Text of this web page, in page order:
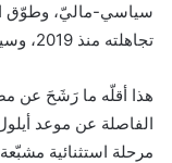
سياسي-ماليّ، وطوّق
تجاهلته منذ 2019، وسيكون عدم الالتزام بتنفيذه مكلفاً جدّاً.
هذا أقلّه ما رَشَحَ عن
الفاصلة عن موعد
مرحلة استثنائية